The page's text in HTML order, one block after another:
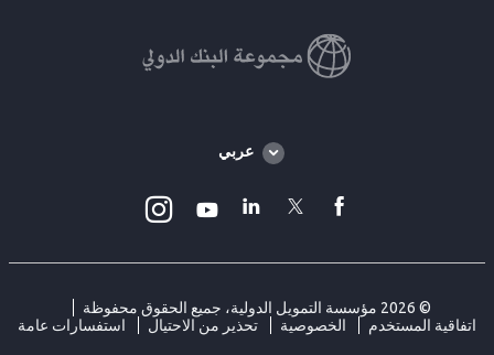
Global
language
عربي
facebook
Twitter
Linkedin
Youtube
© 2026 مؤسسة التمويل الدولية، جميع الحقوق محفوظة
اتفاقية المستخدم
الخصوصية تحذير من الاحتيال استفسارات عامة